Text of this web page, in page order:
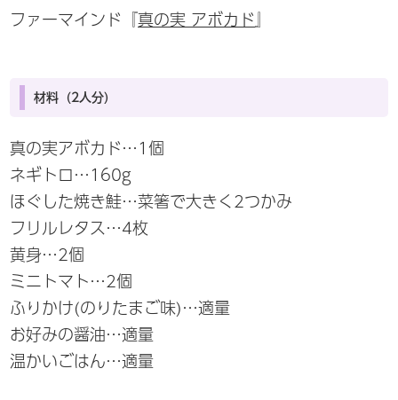
ファーマインド『真の実 アボカド
材料（2人分）
真の実アボカド…1個
ネギトロ…160g
ほぐした焼き鮭…菜箸で大きく2つかみ
フリルレタス…4枚
黄身…2個
ミニトマト…2個
ふりかけ(のりたまご味)…適量
お好みの醤油…適量
温かいごはん…適量